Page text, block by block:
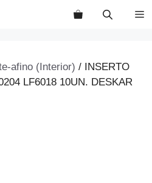
afino (Interior) / INSERTO
LF6018 10UN. DESKAR